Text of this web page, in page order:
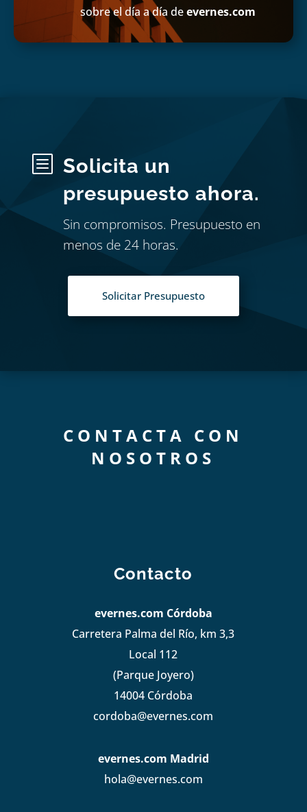
sobre el día a día deevernes.com
b
Solicita un
presupuesto ahora.
Sin compromisos. Presupuesto en
menos de 24 horas.
Solicitar Presupuesto
CONTACTA CON
NOSOTROS
Contacto
evernes.com Córdoba
Carretera Palma del Río, km 3,3
Local 112
(Parque Joyero)
14004 Córdoba
cordoba@evernes.com
evernes.com Madrid
hola@evernes.com